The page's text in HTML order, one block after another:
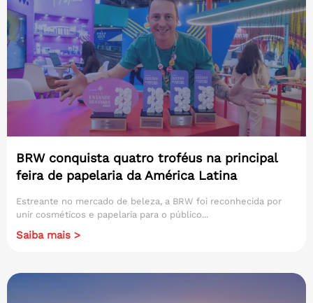
BRW conquista quatro troféus na principal
feira de papelaria da América Latina
Estreante no mercado de beleza, a BRW foi reconhecida por
unir cosméticos e papelaria para o público...
Saiba mais >